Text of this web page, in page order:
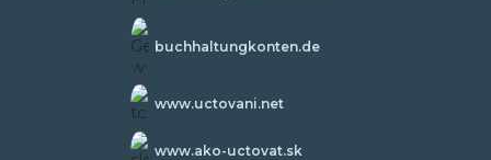
buchhaltungkonten.de
www.uctovani.net
www.ako-uctovat.sk